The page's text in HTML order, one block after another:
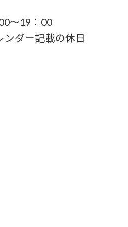
～19：00
ンダー記載の休日